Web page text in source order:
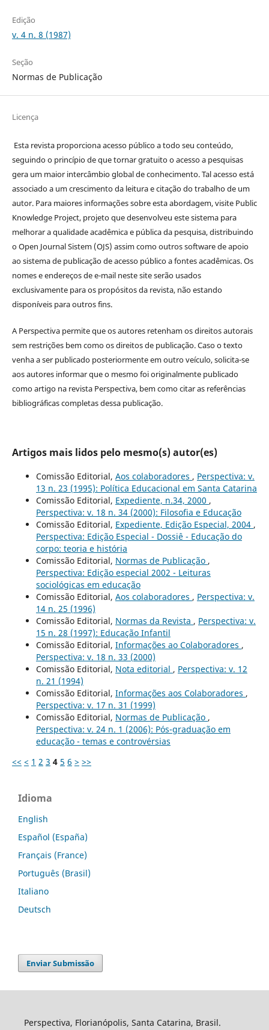
Edição
v. 4 n. 8 (1987)
Seção
Normas de Publicação
Licença
Esta revista proporciona acesso público a todo seu conteúdo,
seguindo o princípio de que tornar gratuito o acesso a pesquisas
gera um maior intercâmbio global de conhecimento. Tal acesso está
associado a um crescimento da leitura e citação do trabalho de um
autor. Para maiores informações sobre esta abordagem, visite Public
Knowledge Project, projeto que desenvolveu este sistema para
melhorar a qualidade acadêmica e pública da pesquisa, distribuindo
o Open Journal Sistem (OJS) assim como outros software de apoio
ao sistema de publicação de acesso público a fontes acadêmicas. Os
nomes e endereços de e-mail neste site serão usados
exclusivamente para os propósitos da revista, não estando
disponíveis para outros fins.
A Perspectiva permite que os autores retenham os direitos autorais
sem restrições bem como os direitos de publicação. Caso o texto
venha a ser publicado posteriormente em outro veículo, solicita-se
aos autores informar que o mesmo foi originalmente publicado
como artigo na revista Perspectiva, bem como citar as referências
bibliográficas completas dessa publicação.
Artigos mais lidos pelo mesmo(s) autor(es)
Comissão Editorial, Aos colaboradores , Perspectiva: v.
13 n. 23 (1995): Política Educacional em Santa Catarina
Comissão Editorial, Expediente, n.34, 2000 ,
Perspectiva: v. 18 n. 34 (2000): Filosofia e Educação
Comissão Editorial, Expediente, Edição Especial, 2004 ,
Perspectiva: Edição Especial - Dossiê - Educação do
corpo: teoria e história
Comissão Editorial, Normas de Publicação ,
Perspectiva: Edição especial 2002 - Leituras
sociológicas em educação
Comissão Editorial, Aos colaboradores , Perspectiva: v.
14 n. 25 (1996)
Comissão Editorial, Normas da Revista , Perspectiva: v.
15 n. 28 (1997): Educação Infantil
Comissão Editorial, Informações ao Colaboradores ,
Perspectiva: v. 18 n. 33 (2000)
Comissão Editorial, Nota editorial , Perspectiva: v. 12
n. 21 (1994)
Comissão Editorial, Informações aos Colaboradores ,
Perspectiva: v. 17 n. 31 (1999)
Comissão Editorial, Normas de Publicação ,
Perspectiva: v. 24 n. 1 (2006): Pós-graduação em
educação - temas e controvérsias
<< < 1 2 3 4 5 6 > >>
Idioma
English
Español (España)
Français (France)
Português (Brasil)
Italiano
Deutsch
Enviar Submissão
Perspectiva, Florianópolis, Santa Catarina, Brasil.